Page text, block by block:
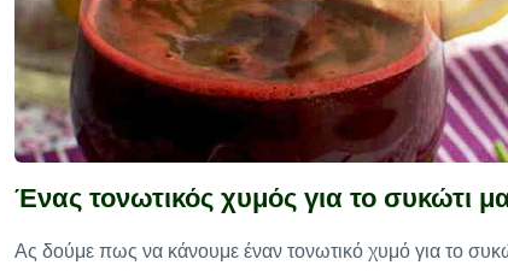
Ένας τονωτικός χυμός για το συκώτι
Ας δούμε πως να κάνουμε έναν τονωτικό χυμό για το